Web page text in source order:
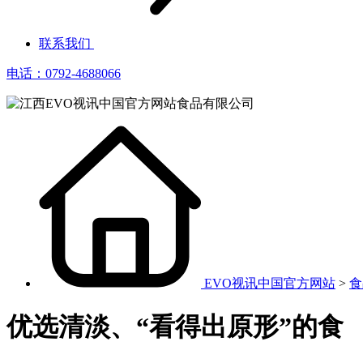
联系我们
电话：0792-4688066
EVO视讯中国官方网站 >
优选清淡、“看得出原形”的食